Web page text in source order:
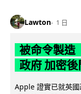
Lawton 1 日
被命令製造
政府 加密
Apple 證實已就英